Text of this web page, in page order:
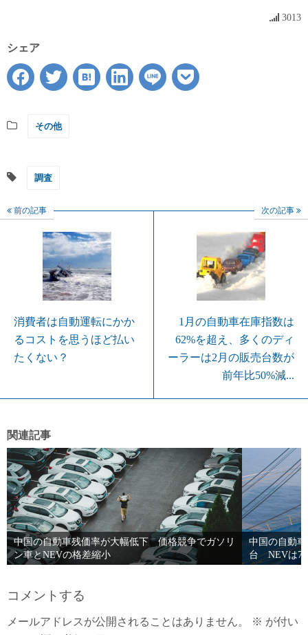
3013
シェア
その他
調査
前の記事
消費者は自動運転にかか
るコストを思うほど払い
たくない？
次の記事
1月の自動車在庫指数は
62%を超え、多くのディ
ーラーは2月の販売台数が
前年比50%減...
関連記事
中国の自動車残価率が大幅低下 価格競争でガソリ
ン車とNEVの格差縮小
中国の自動
台 NEVは70
コメントする
メールアドレスが公開されることはありません。 ※ が付い